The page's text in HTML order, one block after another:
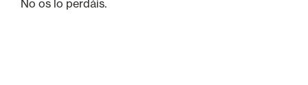
No os lo perdáis.